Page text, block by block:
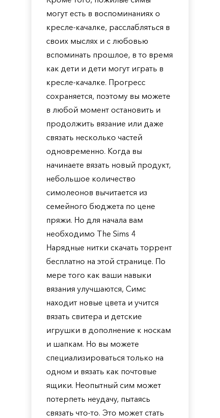
могут есть в воспоминаниях о
кресле-качалке, расслабляться в
своих мыслях и с любовью
вспоминать прошлое, в то время
как дети и дети могут играть в
кресле-качалке. Прогресс
сохраняется, поэтому вы можете
в любой момент остановить и
продолжить вязание или даже
связать несколько частей
одновременно. Когда вы
начинаете вязать новый продукт,
небольшое количество
симолеонов вычитается из
семейного бюджета по цене
пряжи. Но для начала вам
необходимо The Sims 4
Нарядные нитки скачать торрент
бесплатно на этой странице. По
мере того как ваши навыки
вязания улучшаются, Симс
находит новые цвета и учится
вязать свитера и детские
игрушки в дополнение к носкам
и шапкам. Но вы можете
специализироваться только на
одном и вязать как почтовые
ящики. Неопытный сим может
потерпеть неудачу, пытаясь
связать что-то. Это может стать